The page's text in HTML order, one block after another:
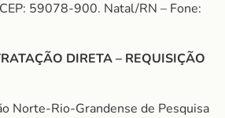
59078-900. Natal/RN – Fone:
DIRETA – REQUISIÇÃO
Norte-Rio-Grandense de Pesquisa